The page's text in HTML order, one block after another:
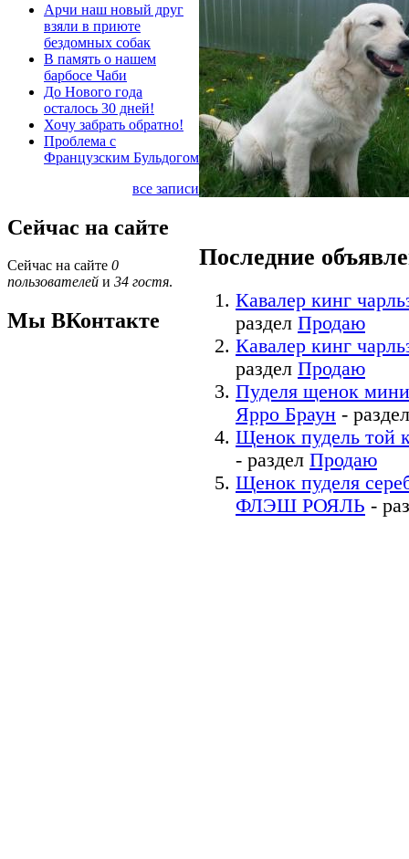
Арчи наш новый друг
взяли в приюте
бездомных собак
В память о нашем
барбосе Чаби
До Нового года
осталось 30 дней!
Хочу забрать обратно!
Проблема с
Французским Бульдогом
все записи
Сейчас на сайте
Сейчас на сайте 0
пользователей и 34 гостя.
Мы ВКонтакте
Последние
Кавалер кинг
раздел Продаю
Кавалер кинг
раздел Продаю
Пуделя щенок
Ярро Браун -
Щенок пудель той
- раздел Продаю
Щенок пуделя
ФЛЭШ РОЯЛЬ -